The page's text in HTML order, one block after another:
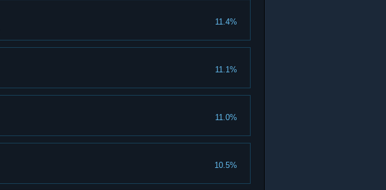
11.4%
11.1%
11.0%
10.5%